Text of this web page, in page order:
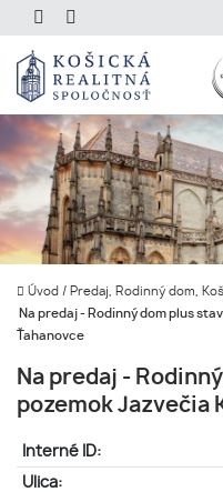
Úvod / Predaj, Rodinný dom,
Na predaj - Rodinný dom plus
Ťahanovce
Na predaj -
pozemok Jazvečia
Interné ID:
Ulica: